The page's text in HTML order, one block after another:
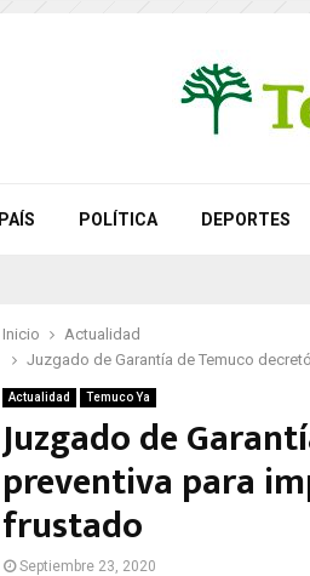
PAÍS POLÍTICA DEPORTES
Inicio
Actualidad
Juzgado de Garantía de Temuco
Actualidad Temuco Ya
Juzgado de
preventiva para
frustado
Septiembre 23, 2020